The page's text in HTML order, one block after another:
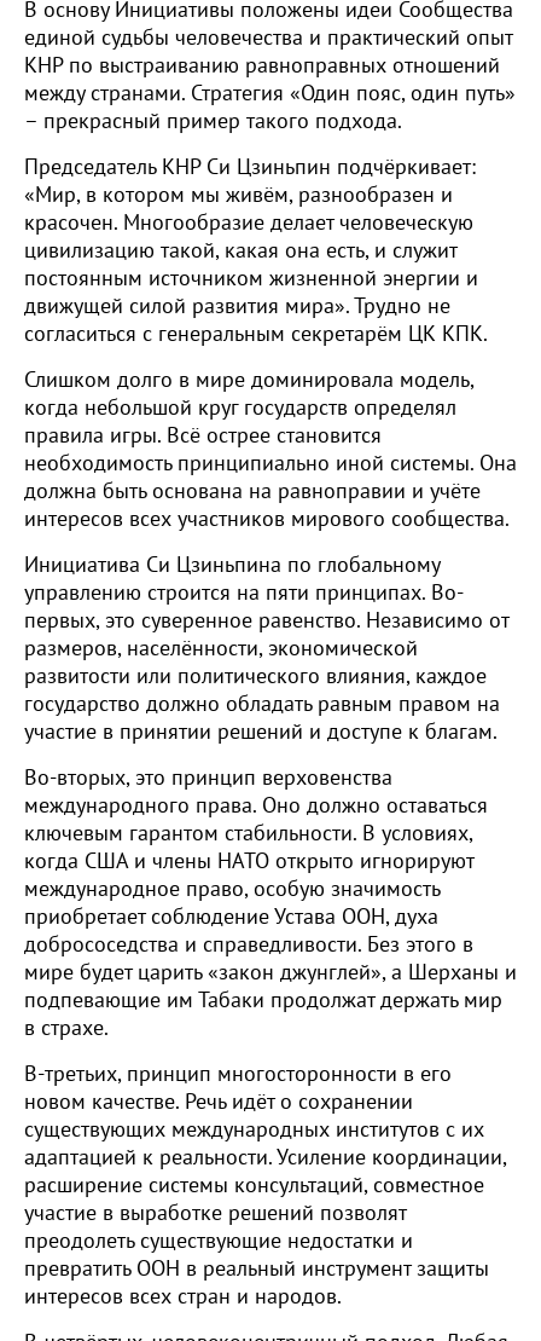
В основу Инициативы положены идеи Сообщества
единой судьбы человечества и практический опыт
КНР по выстраиванию равноправных отношений
между странами. Стратегия «Один пояс, один путь»
– прекрасный пример такого подхода.
Председатель КНР Си Цзиньпин подчёркивает:
«Мир, в котором мы живём, разнообразен и
красочен. Многообразие делает человеческую
цивилизацию такой, какая она есть, и служит
постоянным источником жизненной энергии и
движущей силой развития мира». Трудно не
согласиться с генеральным секретарём ЦК КПК.
Слишком долго в мире доминировала модель,
когда небольшой круг государств определял
правила игры. Всё острее становится
необходимость принципиально иной системы. Она
должна быть основана на равноправии и учёте
интересов всех участников мирового сообщества.
Инициатива Си Цзиньпина по глобальному
управлению строится на пяти принципах. Во-
первых, это суверенное равенство. Независимо от
размеров, населённости, экономической
развитости или политического влияния, каждое
государство должно обладать равным правом на
участие в принятии решений и доступе к благам.
Во-вторых, это принцип верховенства
международного права. Оно должно оставаться
ключевым гарантом стабильности. В условиях,
когда США и члены НАТО открыто игнорируют
международное право, особую значимость
приобретает соблюдение Устава ООН, духа
добрососедства и справедливости. Без этого в
мире будет царить «закон джунглей», а Шерханы и
подпевающие им Табаки продолжат держать мир
в страхе.
В-третьих, принцип многосторонности в его
новом качестве. Речь идёт о сохранении
существующих международных институтов с их
адаптацией к реальности. Усиление координации,
расширение системы консультаций, совместное
участие в выработке решений позволят
преодолеть существующие недостатки и
превратить ООН в реальный инструмент защиты
интересов всех стран и народов.